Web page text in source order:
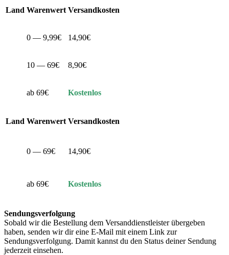
Land Warenwert Versandkosten
0 — 9,99€ 14,90€
10 — 69€ 8,90€
ab 69€ Kostenlos
Land Warenwert Versandkosten
0 — 69€ 14,90€
ab 69€ Kostenlos
Sendungsverfolgung
Sobald wir die Bestellung dem Versanddienstleister übergeben
haben, senden wir dir eine E-Mail mit einem Link zur
Sendungsverfolgung. Damit kannst du den Status deiner Sendung
jederzeit einsehen.